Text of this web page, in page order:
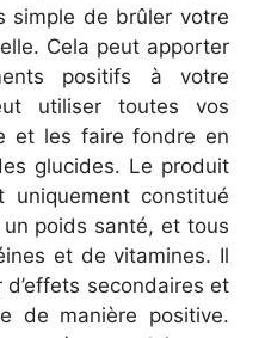
simple de brûler votre
Cela peut apporter
positifs à votre
utiliser toutes vos
et les faire fondre en
glucides. Le produit
uniquement constitué
poids santé, et tous
et de vitamines. Il
secondaires et
de manière positive.